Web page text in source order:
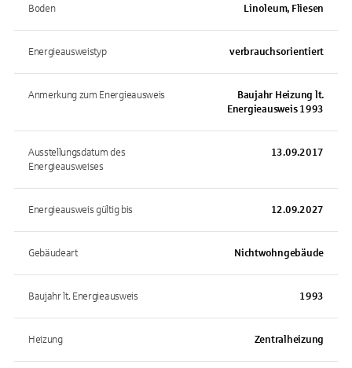
Boden Linoleum, Fliesen
Energieausweistyp verbrauchsorientiert
Anmerkung zum Energieausweis
Baujahr Heizung lt.
Energieausweis 1993
Ausstellungsdatum des
Energieausweises
13.09.2017
Energieausweis gültig bis 12.09.2027
Gebäudeart Nichtwohngebäude
Baujahr lt. Energieausweis 1993
Heizung Zentralheizung